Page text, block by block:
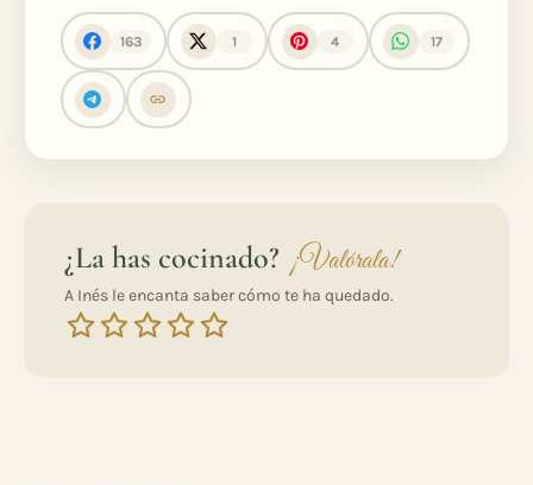
163 1 4 17
¿La has cocinado? ¡Valórala!
A Inés le encanta saber cómo te ha quedado.